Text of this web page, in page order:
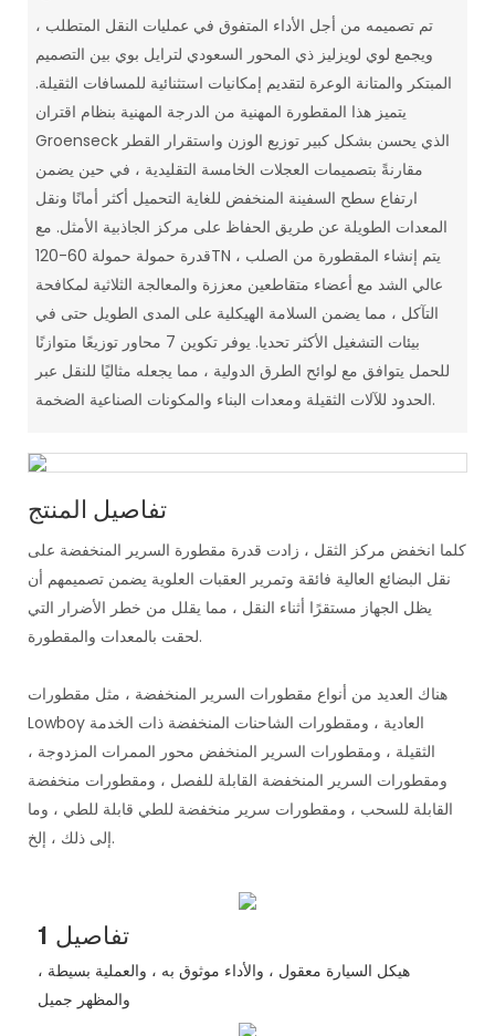
تم تصميمه من أجل الأداء المتفوق في عمليات النقل المتطلب ،
ويجمع لوي لويزليز ذي المحور السعودي لترايل بوي بين التصميم
المبتكر والمتانة الوعرة لتقديم إمكانيات استثنائية للمسافات الثقيلة.
يتميز هذا المقطورة المهنية من الدرجة المهنية بنظام اقتران
Groenseck الذي يحسن بشكل كبير توزيع الوزن واستقرار القطر
مقارنةً بتصميمات العجلات الخامسة التقليدية ، في حين يضمن
ارتفاع سطح السفينة المنخفض للغاية التحميل أكثر أمانًا ونقل
المعدات الطويلة عن طريق الحفاظ على مركز الجاذبية الأمثل. مع
قدرة حمولة حمولة 60-120TN ، يتم إنشاء المقطورة من الصلب
عالي الشد مع أعضاء متقاطعين معززة والمعالجة الثلاثية لمكافحة
التآكل ، مما يضمن السلامة الهيكلية على المدى الطويل حتى في
بيئات التشغيل الأكثر تحديا. يوفر تكوين 7 محاور توزيعًا متوازنًا
للحمل يتوافق مع لوائح الطرق الدولية ، مما يجعله مثاليًا للنقل عبر
الحدود للآلات الثقيلة ومعدات البناء والمكونات الصناعية الضخمة.
تفاصيل المنتج
كلما انخفض مركز الثقل ، زادت قدرة مقطورة السرير المنخفضة على
نقل البضائع العالية فائقة وتمرير العقبات العلوية يضمن تصميمهم أن
يظل الجهاز مستقرًا أثناء النقل ، مما يقلل من خطر الأضرار التي
لحقت بالمعدات والمقطورة.
هناك العديد من أنواع مقطورات السرير المنخفضة ، مثل مقطورات
Lowboy العادية ، ومقطورات الشاحنات المنخفضة ذات الخدمة
الثقيلة ، ومقطورات السرير المنخفض محور الممرات المزدوجة ،
ومقطورات السرير المنخفضة القابلة للفصل ، ومقطورات منخفضة
القابلة للسحب ، ومقطورات سرير منخفضة للطي قابلة للطي ، وما
إلى ذلك ، إلخ.
تفاصيل 1
هيكل السيارة معقول ، والأداء موثوق به ، والعملية بسيطة ،
والمظهر جميل